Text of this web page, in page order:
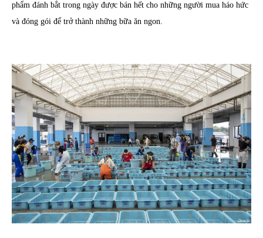
phẩm đánh bắt trong ngày được bán hết cho những người mua háo hức
và đóng gói để trở thành những bữa ăn ngon.